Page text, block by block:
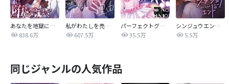
あなたを地獄に堕とすまで
838.6万
私がわたしを売る理由
607.5万
パーフェクトグリッター
35.5万
シンジュウエンド【タテヨミ】
5.5万
同じジャンルの人気作品